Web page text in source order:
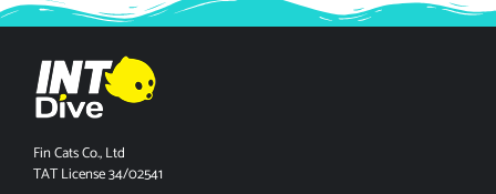
Fin Cats Co., Ltd
TAT License 34/02541